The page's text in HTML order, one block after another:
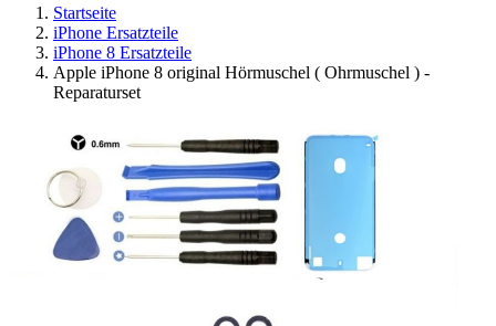
Startseite
iPhone Ersatzteile
iPhone 8 Ersatzteile
Apple iPhone 8 original Hörmuschel ( Ohrmuschel ) -
Reparaturset